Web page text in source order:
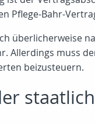
Pflege-Bahr-
überlicherweise
Allerdings muss
beizusteuern.